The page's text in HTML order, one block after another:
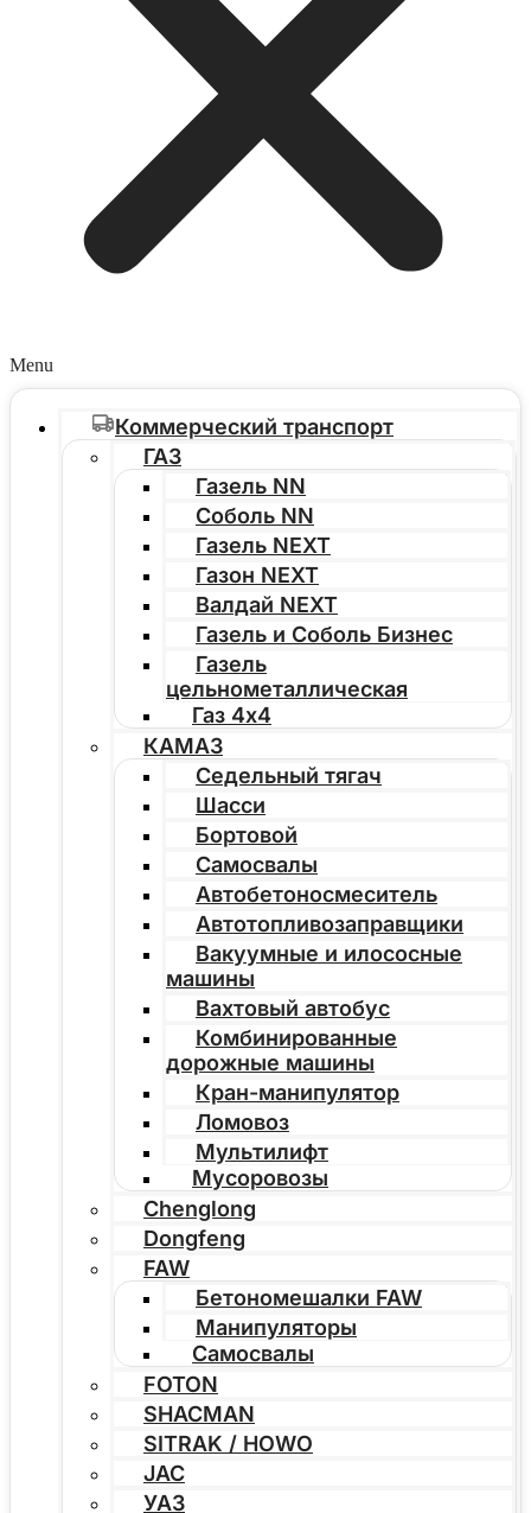
Menu
Коммерческий транспорт
ГАЗ
Газель NN
Соболь NN
Газель NEXT
Газон NEXT
Валдай NEXT
Газель и Соболь Бизнес
Газель
цельнометаллическая
Газ 4х4
КАМАЗ
Седельный тягач
Шасси
Бортовой
Самосвалы
Автобетоносмеситель
Автотопливозаправщики
Вакуумные и илососные
машины
Вахтовый автобус
Комбинированные
дорожные машины
Кран-манипулятор
Ломовоз
Мультилифт
Мусоровозы
Chenglong
Dongfeng
FAW
Бетономешалки FAW
Манипуляторы
Самосвалы
FOTON
SHACMAN
SITRAK / HOWO
JAC
УАЗ